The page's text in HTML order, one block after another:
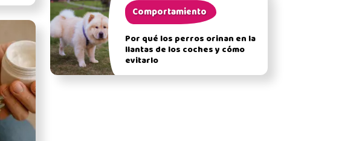
Comportamiento
Por qué los perros orinan en la
llantas de los coches y cómo
evitarlo